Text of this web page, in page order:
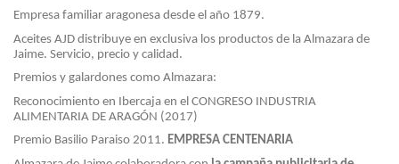
Empresa familiar aragonesa desde el año 1879.
Aceites AJD distribuye en exclusiva los productos de la Almazara de
Jaime. Servicio, precio y calidad.
Premios y galardones como Almazara:
Reconocimiento en Ibercaja en el CONGRESO INDUSTRIA
ALIMENTARIA DE ARAGÓN (2017)
Premio Basilio Paraiso 2011. EMPRESA CENTENARIA